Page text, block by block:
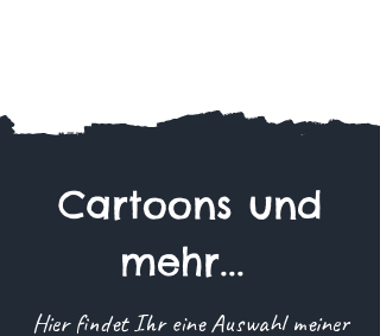
Cartoons und
mehr...
Hier findet Ihr eine Auswahl meiner